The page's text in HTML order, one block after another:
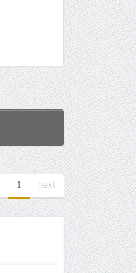
1 next